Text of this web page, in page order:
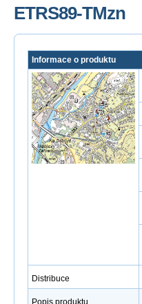
ETRS89-TMzn
Informace o produktu
Distribuce
Popis produktu